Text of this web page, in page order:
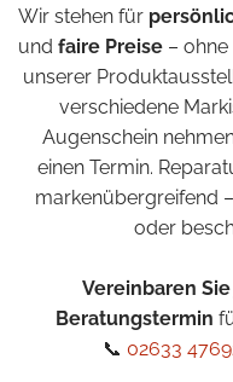
Wir stehen für
und faire Preise –
unserer
verschiedene
Augenschein
einen Termin.
markenübergreifend
oder
Vereinbaren
Beratungstermin
📞 02633